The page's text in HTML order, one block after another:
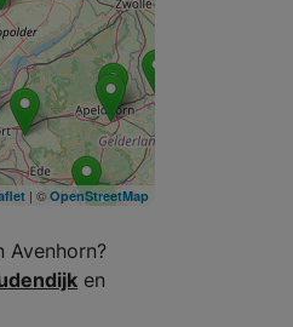
| © OpenStreetMap
Avenhorn?
en